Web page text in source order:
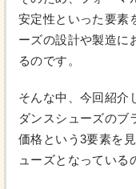
安定性といった要素
ーズの設計や製造に
るのです。
そんな中、今回紹介
ダンスシューズのブ
価格という3要素を
ューズとなっている